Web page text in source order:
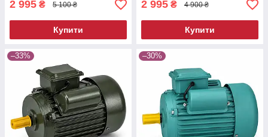
2 995 ₴ 5 100 ₴
Купити
2 995 ₴ 4 900 ₴
Купити
–33% –30%